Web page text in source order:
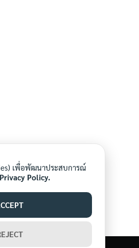
เพื่อพัฒนาประสบการณ์
Privacy Policy.